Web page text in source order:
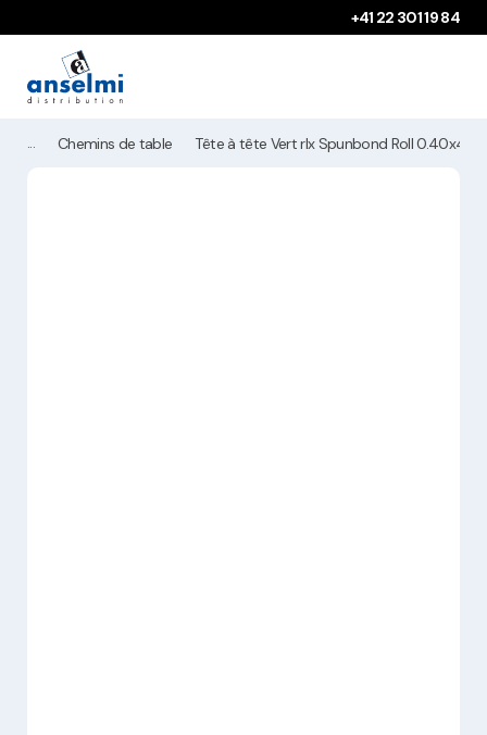
+41 22 301 19 84
Chemins de table Tête à tête Vert rlx Spunbond Roll